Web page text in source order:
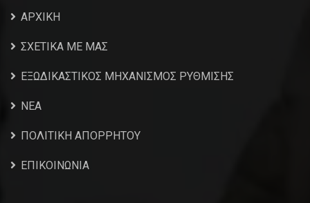
ΑΡΧΙΚΗ
ΣΧΕΤΙΚΑ ΜΕ ΜΑΣ
ΕΞΩΔΙΚΑΣΤΙΚΟΣ ΜΗΧΑΝΙΣΜΟΣ ΡΥΘΜΙΣΗΣ
NEA
ΠΟΛΙΤΙΚΗ ΑΠΟΡΡΗΤΟΥ
ΕΠΙΚΟΙΝΩΝΙΑ